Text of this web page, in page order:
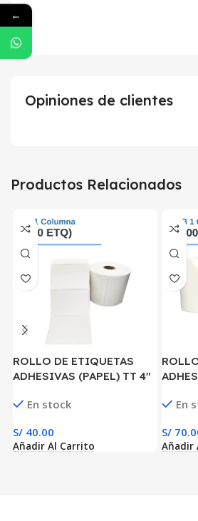
Opiniones de clientes
Productos Relacionados
ROLLO DE ETIQUETAS
ADHESIVAS (PAPEL) TT 4″
TUCO 1″(100 MM X 75 MM)
En stock
S/ 40.00
Añadir Al Carrito
2″ xEn
S/
Añadir
←